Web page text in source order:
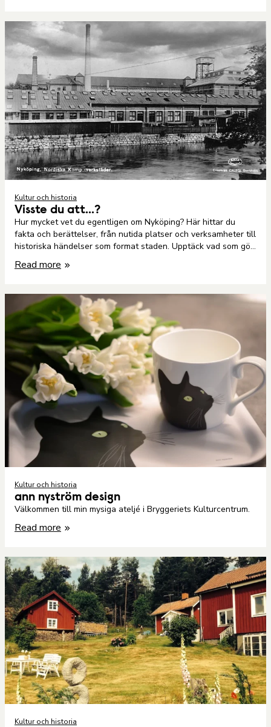
Kultur och historia
Visste du att...?
Hur mycket vet du egentligen om Nyköping? Här hittar du
fakta och berättelser, från nutida platser och verksamheter till
historiska händelser som format staden. Upptäck vad som gör
Read more
Kultur och historia
ann nyström design
Välkommen till min mysiga ateljé i Bryggeriets Kulturcentrum.
Read more
Kultur och historia